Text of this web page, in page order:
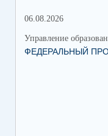
06.08.2026
Управление
ФЕДЕРАЛЬНЫЙ